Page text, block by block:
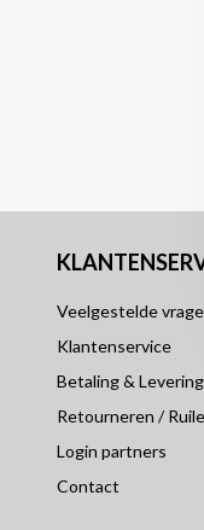
Veelgestelde
Klantenservice
Betaling & Levering
Retourneren /
Login partners
Contact